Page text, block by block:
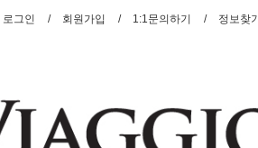
로그인 회원가입 1:1문의하기 정보찾기